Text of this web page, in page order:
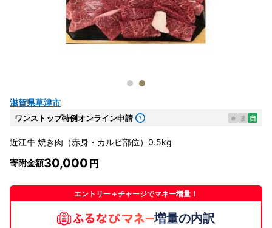
滋賀県草津市
ワンストップ特例オンライン申請 e ま 自
近江牛 焼き肉（赤身・カルビ部位）0.5kg
寄附金額30,000
エントリー＋チャージでマネー増量！
増量の内訳